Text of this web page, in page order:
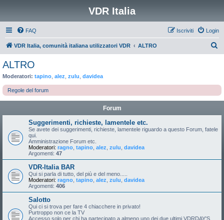
VDR Italia
FAQ Login
Iscriviti
VDR Italia, comunità italiana utilizzatori VDR ALTRO
a
ALTRO
Moderatori: tapino alez zulu davidea
Regole del forum
Forum
Suggerimenti, richieste, lamentele etc.
Se avete dei suggerimenti, richieste, lamentele riguardo a questo Forum, fatele
qui.
Amministrazione Forum etc.
Moderatori: ragno tapino alez zulu davidea
Argomenti: 47
VDR-Italia BAR
Qui si parla di tutto, del più e del meno.....
Moderatori: ragno tapino alez zulu davidea
Argomenti: 406
Salotto
Qui ci si trova per fare 4 chiacchere in privato!
Purtroppo non ce la TV
Accesso solo per chi ha partecipato a almeno uno dei due ultimi VDRDAY'S